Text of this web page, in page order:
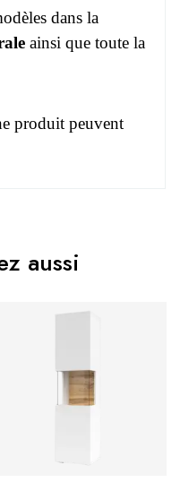
dans la
ainsi que toute la
produit peuvent
laisser un avis
aussi